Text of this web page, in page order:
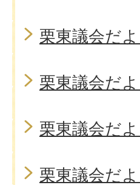
栗東議会だ
栗東議会だ
栗東議会だ
栗東議会だ